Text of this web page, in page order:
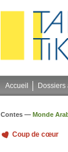
Accueil
Contes — Monde
Coup de cœur